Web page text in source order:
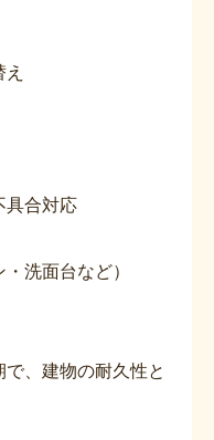
具合対応
洗面台など）
、建物の耐久性と